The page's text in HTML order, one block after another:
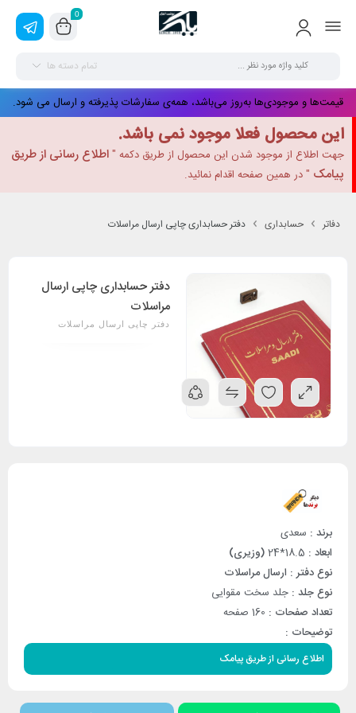
0
تمام دسته ها
قیمت‌ها و موجودی‌ها به‌روز می‌باشد، همه‌ی سفارشات پذیرفته و ارسال می شود.
این محصول فعلا موجود نمی باشد.
جهت اطلاع از موجود شدن این محصول از طریق دکمه "اطلاع رسانی از طریق
پیامک " در همین صفحه اقدام نمائید.
دفاتر حسابداری دفتر حسابداری چاپی ارسال مراسلات
دفتر حسابداری چاپی ارسال
مراسلات
دفتر چاپی ارسال مراسلات
برند : سعدی
ابعاد :
(وزیری)
نوع دفتر : ارسال مراسلات
نوع جلد : جلد سخت مقوایی
تعداد صفحات :
توضیحات :
اطلاع رسانی از طریق پیامک